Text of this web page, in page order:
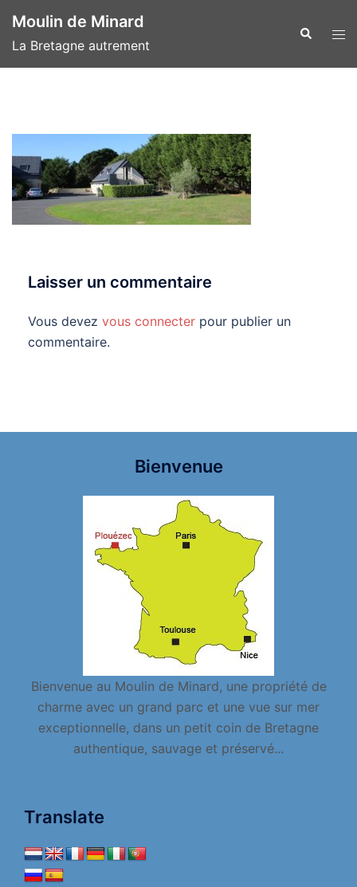
au
contenu
Moulin de Minard
La Bretagne autrement
Laisser un commentaire
Vous devez vous connecter pour publier un
commentaire.
Bienvenue
Bienvenue au Moulin de Minard, une propriété de
charme avec un grand parc et une vue sur mer
exceptionnelle, dans un petit coin de Bretagne
authentique, sauvage et préservé...
Translate